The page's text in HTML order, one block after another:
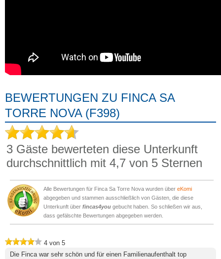
BEWERTUNGEN ZU FINCA SA
TORRE NOVA (F398)
3 Gäste bewerteten diese Unterkunft
durchschnittlich mit 4,7 von 5 Sternen
Alle Bewertungen für Finca Sa Torre Nova wurden über eKomi
abgegeben und stammen ausschließlich von Gästen, die diese
Unterkunft über fincas4you gebucht haben. So schließen wir aus,
dass gefälschte Bewertungen abgegeben werden.
4 von 5
Die Finca war sehr schön und für einen Familienaufenthalt top